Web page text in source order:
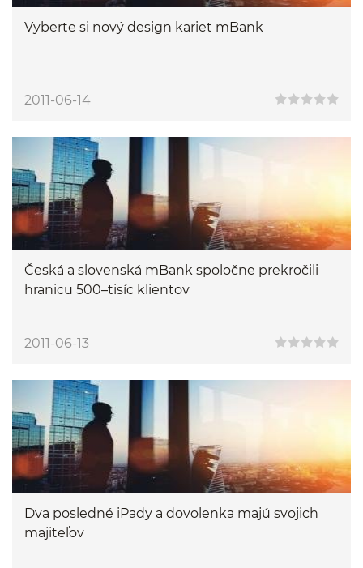
Vyberte si nový design kariet mBank
2011-06-14
Česká a slovenská mBank spoločne prekročili
hranicu 500–tisíc klientov
2011-06-13
Dva posledné iPady a dovolenka majú svojich
majiteľov